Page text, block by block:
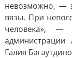
невозможно, —
вязы. При
человека», —
администрации
Галия